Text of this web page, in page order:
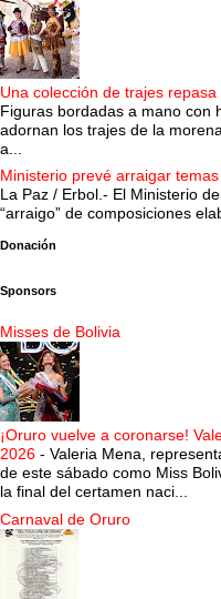
Una colección de trajes
Figuras bordadas a mano con
adornan los trajes de la
a...
Ministerio prevé arraigar
La Paz / Erbol.- El Ministerio
“arraigo” de composiciones
Donación
Sponsors
Misses de Bolivia
¡Oruro vuelve a coronarse!
2026 - Valeria Mena,
de este sábado como Miss
la final del certamen naci...
Carnaval de Oruro